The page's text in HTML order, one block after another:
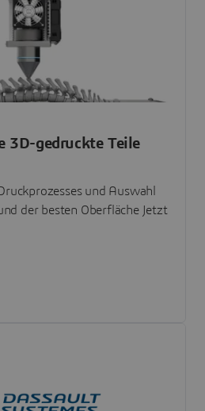
3D-gedruckte Teile
und Auswahl
der besten Oberfläche Jetzt